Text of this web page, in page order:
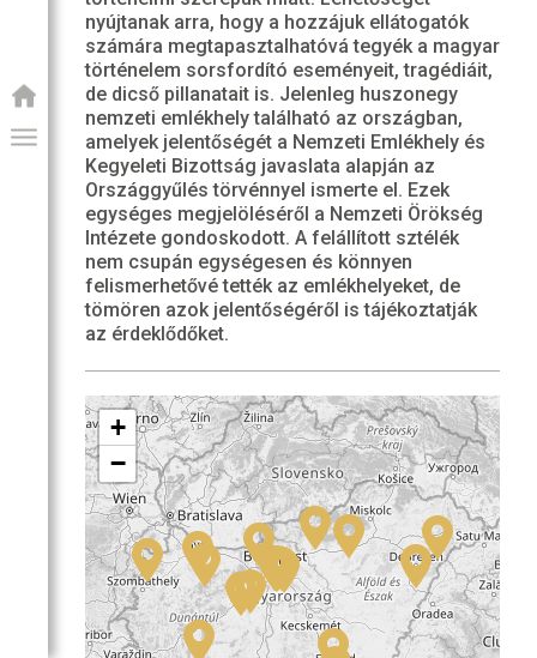
PROGRAM
nyújtanak arra, hogy a hozzájuk ellátogatók
számára megtapasztalhatóvá tegyék a magyar
történelem sorsfordító eseményeit, tragédiáit,
de dicső pillanatait is. Jelenleg huszonegy
nemzeti emlékhely található az országban,
amelyek jelentőségét a Nemzeti Emlékhely és
Kegyeleti Bizottság javaslata alapján az
Országgyűlés törvénnyel ismerte el. Ezek
egységes megjelöléséről a Nemzeti Örökség
Intézete gondoskodott. A felállított sztélék
nem csupán egységesen és könnyen
felismerhetővé tették az emlékhelyeket, de
tömören azok jelentőségéről is tájékoztatják
az érdeklődőket.
+
−